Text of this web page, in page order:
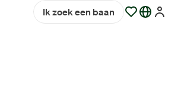
Ik zoek een baan